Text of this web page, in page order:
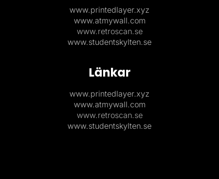
www.printedlayer.xyz
www.atmywall.com
www.retroscan.se
www.studentskylten.se
Länkar
www.printedlayer.xyz
www.atmywall.com
www.retroscan.se
www.studentskylten.se